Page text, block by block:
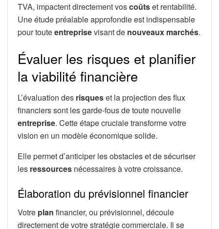
TVA, impactent directement voscoûtset rentabilité.
Une étude préalable approfondie est indispensable
pour touteentreprisevisant de nouveaux marchés.
Évaluer les risques et planifier
la viabilité financière
L’évaluation des risqueset la projection des flux
financiers sont les garde-fous de toute nouvelle
entreprise. Cette étape cruciale transforme votre
vision en un modèle économique solide.
Elle permet d’anticiper les obstacles et de sécuriser
les ressources nécessaires à votre croissance.
Élaboration du prévisionnel financier
Votre plan financier, ou prévisionnel, découle
directement de votre stratégie commerciale. Il se